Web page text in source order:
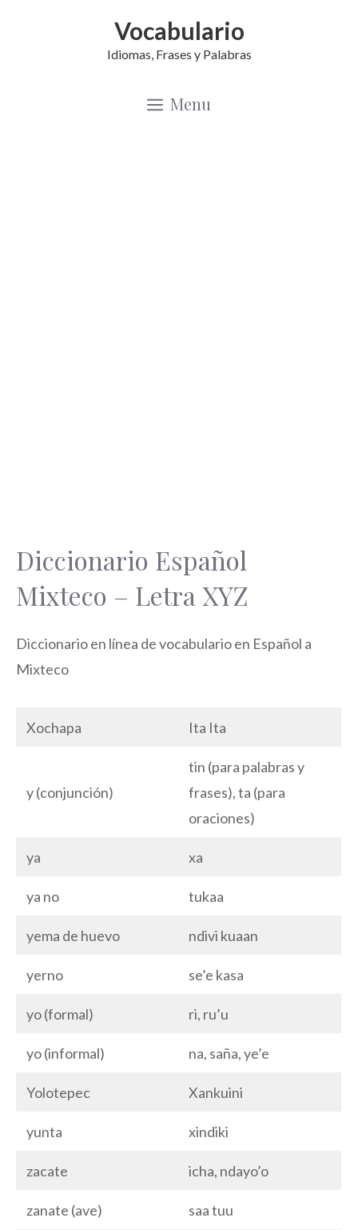
Vocabulario
Idiomas, Frases y Palabras
Menu
Diccionario Español
Mixteco – Letra XYZ
Diccionario en línea de vocabulario en Español a
Mixteco
Xochapa Ita Ita
y (conjunción)
tin (para palabras y
frases), ta (para
oraciones)
ya xa
ya no tukaa
yema de huevo ndivi kuaan
yerno se’e kasa
yo (formal) ri, ru’u
yo (informal) na, saña, ye’e
Yolotepec Xankuini
yunta xindiki
zacate icha, ndayo’o
zanate (ave) saa tuu